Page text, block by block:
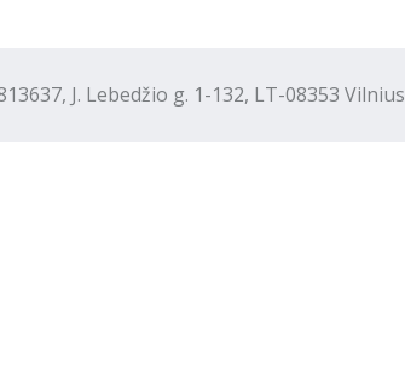
J. Lebedžio g. 1-132, LT-08353 Vilnius